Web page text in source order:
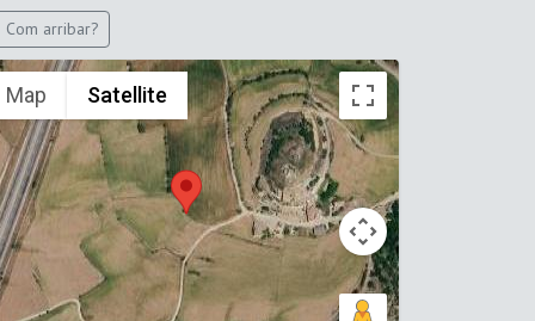
Com arribar?
Map Satellite